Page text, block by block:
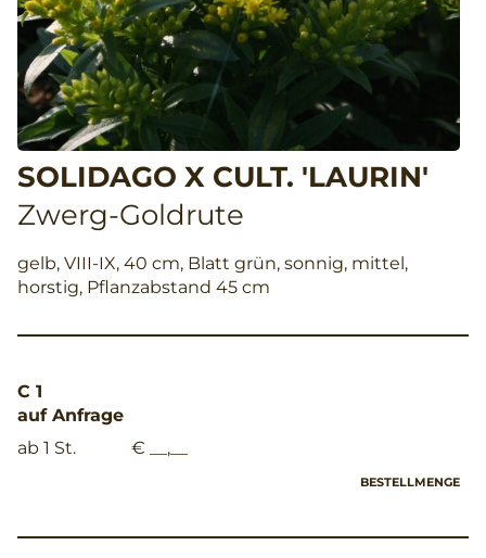
SOLIDAGO X CULT. 'LAURIN'
Zwerg-Goldrute
gelb, VIII-IX, 40 cm, Blatt grün, sonnig, mittel,
horstig, Pflanzabstand 45 cm
C 1
auf Anfrage
ab 1 St.
€ __,__
BESTELLMENGE